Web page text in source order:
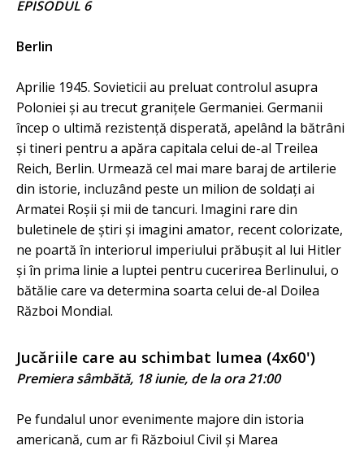
EPISODUL 6
Berlin
Aprilie 1945. Sovieticii au preluat controlul asupra
Poloniei și au trecut granițele Germaniei. Germanii
încep o ultimă rezistență disperată, apelând la bătrâni
și tineri pentru a apăra capitala celui de-al Treilea
Reich, Berlin. Urmează cel mai mare baraj de artilerie
din istorie, incluzând peste un milion de soldați ai
Armatei Roșii și mii de tancuri. Imagini rare din
buletinele de știri și imagini amator, recent colorizate,
ne poartă în interiorul imperiului prăbușit al lui Hitler
și în prima linie a luptei pentru cucerirea Berlinului, o
bătălie care va determina soarta celui de-al Doilea
Război Mondial.
Jucăriile care au schimbat lumea (4x60')
Premiera sâmbătă, 18 iunie, de la ora 21:00
Pe fundalul unor evenimente majore din istoria
americană, cum ar fi Războiul Civil și Marea